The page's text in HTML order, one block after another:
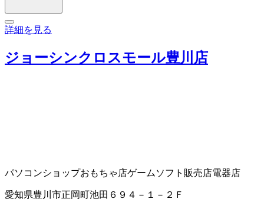
詳細を見る
ジョーシンクロスモール豊川店
パソコンショップおもちゃ店ゲームソフト販売店電器店
愛知県豊川市正岡町池田６９４－１－２Ｆ